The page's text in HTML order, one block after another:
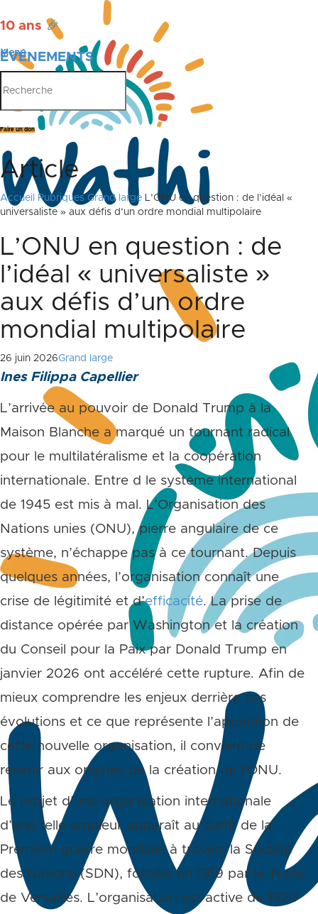
10 ans 🎉
ÉVÉNEMENTS
PUBLICATIONS
Menu
Faire un don
Article
Accueil Rubriques Grand large L’ONU en question : de l’idéal «
universaliste » aux défis d’un ordre mondial multipolaire
L’ONU en question : de
l’idéal « universaliste »
aux défis d’un ordre
mondial multipolaire
26 juin 2026Grand large
Ines Filippa Capellier
L’arrivée au pouvoir de Donald Trump à la
Maison Blanche a marqué un tournant radical
pour le multilatéralisme et la coopération
internationale. Entre d le système international
de 1945 est mis à mal. L’Organisation des
Nations unies (ONU), pierre angulaire de ce
système, n’échappe pas à ce tournant. Depuis
quelques années, l’organisation connaît une
crise de légitimité et d’efficacité. La prise de
distance opérée par Washington et la création
du Conseil pour la Paix par Donald Trump en
janvier 2026 ont accéléré cette rupture. Afin de
mieux comprendre les enjeux derrière ces
évolutions et ce que représente l’apparition de
cette nouvelle organisation, il convient de
revenir aux origines de la création de l’ONU.
Le projet d’une organisation internationale
d’une telle ampleur apparaît au sortir de la
Première guerre mondiale à travers la Société
des Nations (SDN), fondée en 1919 par le Traité
de Versailles. L’organisation est active de 1920